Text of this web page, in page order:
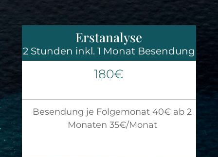
Erstanalyse
2 Stunden inkl. 1 Monat Besendung
180€
Besendung je Folgemonat 40€ ab 2
Monaten 35€/Monat